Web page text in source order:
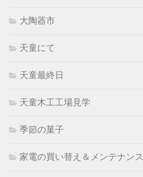
大陶器市
天童にて
天童最終日
天童木工工場見学
季節の菓子
家電の買い替え＆メンテナンス